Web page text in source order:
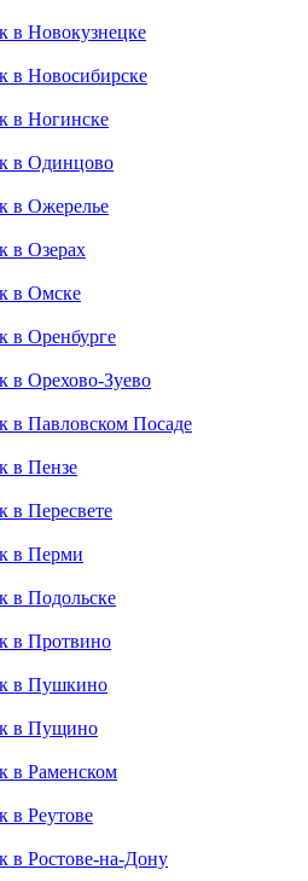
в Новокузнецке
в Новосибирске
в Ногинске
в Одинцово
в Ожерелье
в Озерах
в Омске
в Оренбурге
в Орехово-Зуево
в Павловском Посаде
в Пензе
в Пересвете
в Перми
в Подольске
в Протвино
в Пушкино
в Пущино
в Раменском
в Реутове
в Ростове-на-Дону